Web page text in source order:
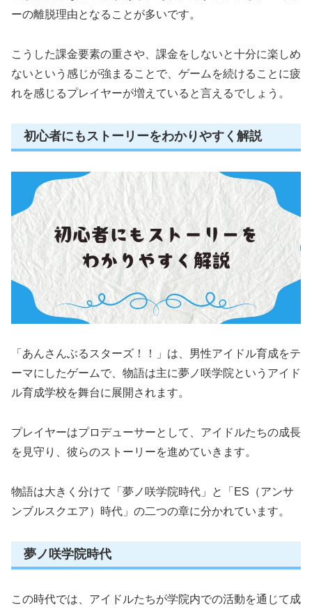
ーの離脱理由となることが多いです。
こうした課金要素の重さや、課金をしないと十分に楽しめ
ないという感じが強まることで、ゲームを続けることに疲
れを感じるプレイヤーが増えていると言えるでしょう。
初心者にもストーリーをわかりやすく解説
「あんさんぶるスターズ！！」は、男性アイドル育成をテ
ーマにしたゲームで、物語は主に夢ノ咲学院というアイド
ル育成学校を舞台に展開されます。
プレイヤーはプロデューサーとして、アイドルたちの成長
を見守り、彼らのストーリーを進めていきます。
物語は大きく分けて「夢ノ咲学院時代」と「ES（アンサ
ンブルスクエア）時代」の二つの章に分かれています。
夢ノ咲学院時代
この時代では、アイドルたちが学院内での活動を通じて成